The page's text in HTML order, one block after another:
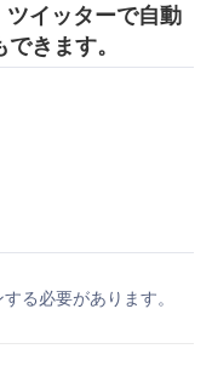
イッターで自動
きます。
る必要があります。